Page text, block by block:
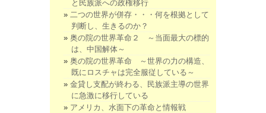
と民族派への政権移行
二つの世界が併存・・・何を根拠として
判断し、生きるのか？
奥の院の世界革命２ ～当面最大の標的
は、中国解体～
奥の院の世界革命 ～世界の力の構造、
既にロスチャは完全服従している～
金貸し支配が終わる、民族派主導の世界
に急激に移行している
アメリカ、水面下の革命と情報戦